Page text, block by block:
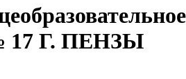
17 Г. ПЕНЗЫ